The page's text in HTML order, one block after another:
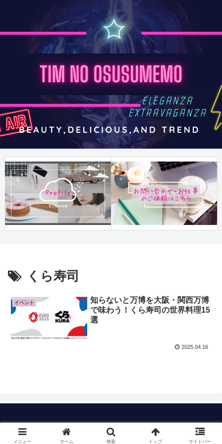
くら寿司
イベント
知らないと万博を大阪・関西万博
で味わう！くら寿司の世界料理15
選
2025.04.16
Copyright © 2023 timのおすすめも All Rights Reserved.
メニュー ホーム 検索 トップ サイドバー